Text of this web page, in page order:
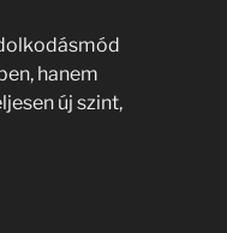
hanem
új szint,